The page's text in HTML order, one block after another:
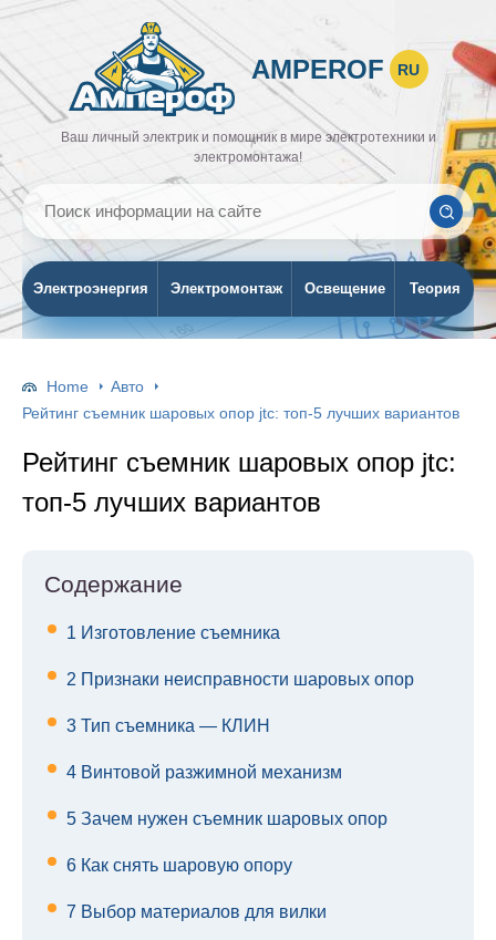
AMPEROF RU
Ваш личный электрик и помощник в мире электротехники и
электромонтажа!
Электроэнергия Электромонтаж Освещение Теория
Home
Авто
Рейтинг съемник шаровых опор jtc: топ-5 лучших вариантов
Рейтинг съемник шаровых опор jtc:
топ-5 лучших вариантов
Содержание
1 Изготовление съемника
2 Признаки неисправности шаровых опор
3 Тип съемника — КЛИН
4 Винтовой разжимной механизм
5 Зачем нужен съемник шаровых опор
6 Как снять шаровую опору
7 Выбор материалов для вилки